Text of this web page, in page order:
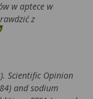
w aptece w
z
Scientific Opinion
and sodium